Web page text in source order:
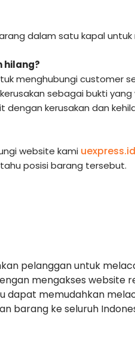
dalam satu kapal
hilang?
menghubungi customer
sebagai bukti yang
dengan kerusakan dan
website kami uexpress.id
posisi barang tersebut.
pelanggan untuk
mengakses website
dapat memudahkan
barang ke seluruh